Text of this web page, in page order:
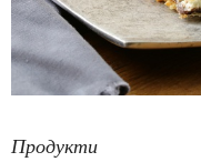
Продукти